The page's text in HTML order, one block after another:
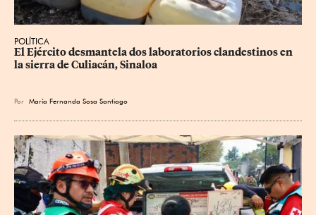
POLÍTICA
El Ejército desmantela dos laboratorios clandestinos en
la sierra de Culiacán, Sinaloa
Por María Fernanda Sosa Santiago